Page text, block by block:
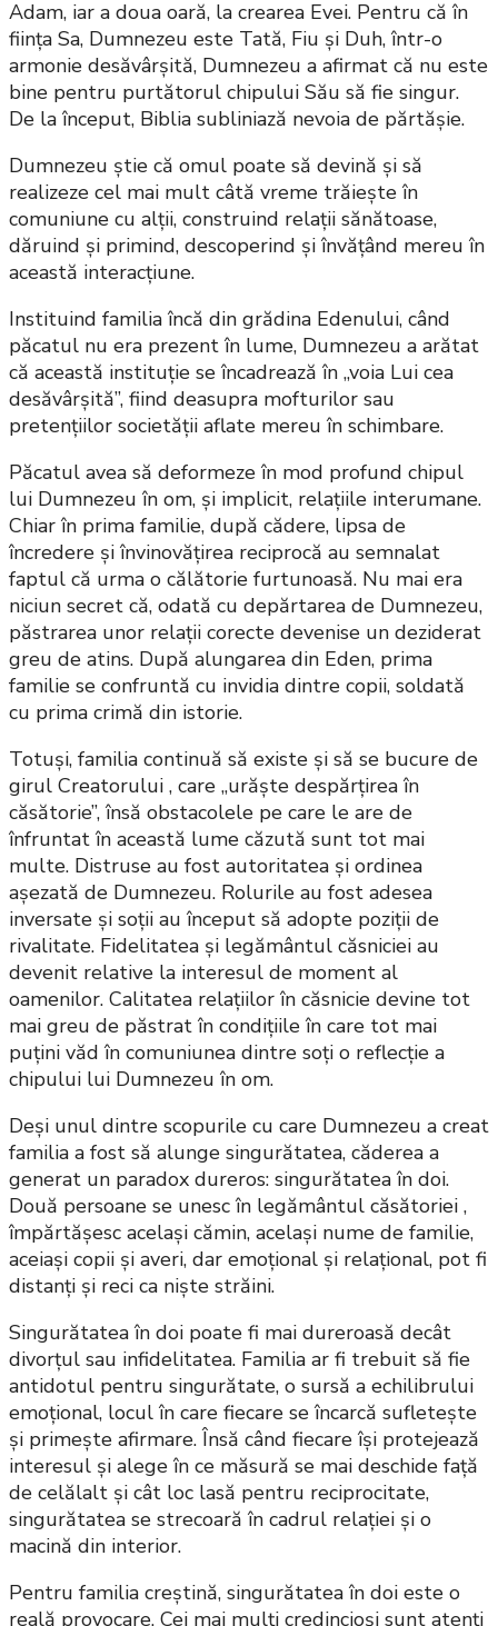
Adam, iar a doua oară, la crearea Evei. Pentru că în
ființa Sa, Dumnezeu este Tată, Fiu și Duh, într-o
armonie desăvârșită, Dumnezeu a afirmat că nu este
bine pentru purtătorul chipului Său să fie singur.
De la început, Biblia subliniază nevoia de părtășie.
Dumnezeu știe că omul poate să devină și să
realizeze cel mai mult câtă vreme trăiește în
comuniune cu alții, construind relații sănătoase,
dăruind și primind, descoperind și învățând mereu în
această interacțiune.
Instituind familia încă din grădina Edenului, când
păcatul nu era prezent în lume, Dumnezeu a arătat
că această instituție se încadrează în „voia Lui cea
desăvârșită”, fiind deasupra mofturilor sau
pretențiilor societății aflate mereu în schimbare.
Păcatul avea să deformeze în mod profund chipul
lui Dumnezeu în om, și implicit, relațiile interumane.
Chiar în prima familie, după cădere, lipsa de
încredere și învinovățirea reciprocă au semnalat
faptul că urma o călătorie furtunoasă. Nu mai era
niciun secret că, odată cu depărtarea de Dumnezeu,
păstrarea unor relații corecte devenise un deziderat
greu de atins. După alungarea din Eden, prima
familie se confruntă cu invidia dintre copii, soldată
cu prima crimă din istorie.
Totuși, familia continuă să existe și să se bucure de
girul Creatorului , care „urăște despărțirea în
căsătorie”, însă obstacolele pe care le are de
înfruntat în această lume căzută sunt tot mai
multe. Distruse au fost autoritatea și ordinea
așezată de Dumnezeu. Rolurile au fost adesea
inversate și soții au început să adopte poziții de
rivalitate. Fidelitatea și legământul căsniciei au
devenit relative la interesul de moment al
oamenilor. Calitatea relațiilor în căsnicie devine tot
mai greu de păstrat în condițiile în care tot mai
puțini văd în comuniunea dintre soți o reflecție a
chipului lui Dumnezeu în om.
Deși unul dintre scopurile cu care Dumnezeu a creat
familia a fost să alunge singurătatea, căderea a
generat un paradox dureros: singurătatea în doi.
Două persoane se unesc în legământul căsătoriei ,
împărtășesc același cămin, același nume de familie,
aceiași copii și averi, dar emoțional și relațional, pot fi
distanți și reci ca niște străini.
Singurătatea în doi poate fi mai dureroasă decât
divorțul sau infidelitatea. Familia ar fi trebuit să fie
antidotul pentru singurătate, o sursă a echilibrului
emoțional, locul în care fiecare se încarcă sufletește
și primește afirmare. Însă când fiecare își protejează
interesul și alege în ce măsură se mai deschide față
de celălalt și cât loc lasă pentru reciprocitate,
singurătatea se strecoară în cadrul relației și o
macină din interior.
Pentru familia creștină, singurătatea în doi este o
reală provocare. Cei mai mulți credincioși sunt atenți